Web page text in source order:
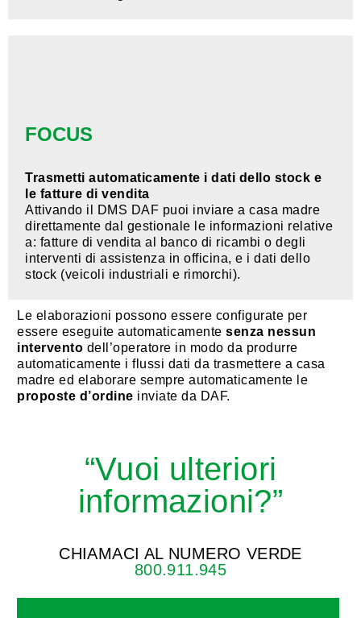
FOCUS
Trasmetti automaticamente i dati dello stock e
le fatture di vendita
Attivando il DMS DAF puoi inviare a casa madre
direttamente dal gestionale le informazioni relative
a: fatture di vendita al banco di ricambi o degli
interventi di assistenza in officina, e i dati dello
stock (veicoli industriali e rimorchi).
Le elaborazioni possono essere configurate per
essere eseguite automaticamente senza nessun
intervento dell’operatore in modo da produrre
automaticamente i flussi dati da trasmettere a casa
madre ed elaborare sempre automaticamente le
proposte d’ordine inviate da DAF.
“Vuoi ulteriori
informazioni?”
CHIAMACI AL NUMERO VERDE
800.911.945